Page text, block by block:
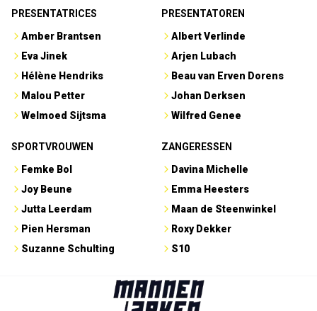
PRESENTATRICES
Amber Brantsen
Eva Jinek
Hélène Hendriks
Malou Petter
Welmoed Sijtsma
PRESENTATOREN
Albert Verlinde
Arjen Lubach
Beau van Erven Dorens
Johan Derksen
Wilfred Genee
SPORTVROUWEN
Femke Bol
Joy Beune
Jutta Leerdam
Pien Hersman
Suzanne Schulting
ZANGERESSEN
Davina Michelle
Emma Heesters
Maan de Steenwinkel
Roxy Dekker
S10